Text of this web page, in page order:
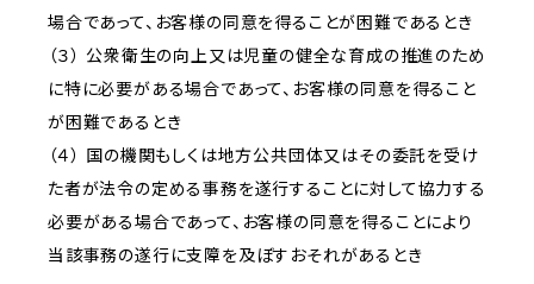
場合であって、お客様の同意を得ることが困難であるとき
（３） 公衆衛生の向上又は児童の健全な育成の推進のため
に特に必要がある場合であって、お客様の同意を得ること
が困難であるとき
（４） 国の機関もしくは地方公共団体又はその委託を受け
た者が法令の定める事務を遂行することに対して協力する
必要がある場合であって、お客様の同意を得ることにより
当該事務の遂行に支障を及ぼすおそれがあるとき